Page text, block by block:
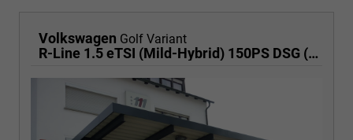
Volkswagen Golf Variant
R-Line 1.5 eTSI (Mild-Hybrid) 150PS DSG (AUTOMATIK), WINTERPAKET, 17" Alu, Sportsitze, Sportfahrwerk, Abgedunkelte Scheiben, Adaptiver Tempomat ACC, Digital Cockpit Pro, LED-Scheinwerfer, Radio2Discover 12,9" + App-Connect, Parksensoren vo/hi, Rückfahrkamera